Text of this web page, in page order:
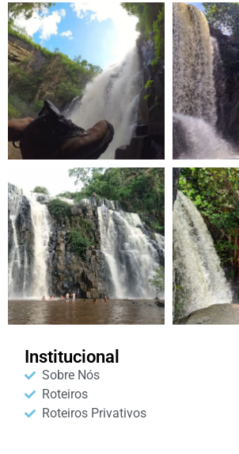
Institucional
Sobre Nós
Roteiros
Roteiros Privativos